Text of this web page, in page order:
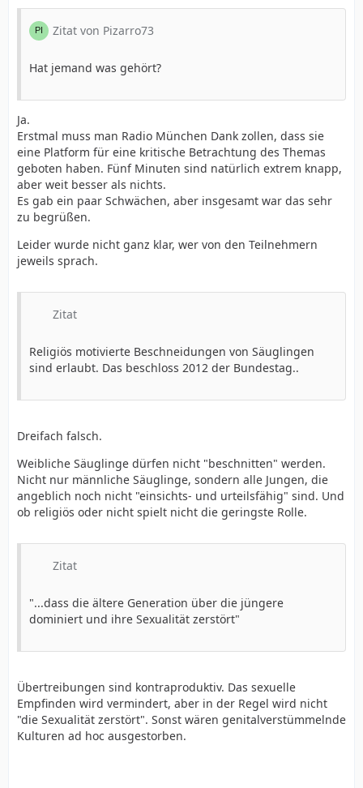
Zitat von Pizarro73
Hat jemand was gehört?
Ja.
Erstmal muss man Radio München Dank zollen, dass sie
eine Platform für eine kritische Betrachtung des Themas
geboten haben. Fünf Minuten sind natürlich extrem knapp,
aber weit besser als nichts.
Es gab ein paar Schwächen, aber insgesamt war das sehr
zu begrüßen.
Leider wurde nicht ganz klar, wer von den Teilnehmern
jeweils sprach.
Zitat
Religiös motivierte Beschneidungen von Säuglingen
sind erlaubt. Das beschloss 2012 der Bundestag..
Dreifach falsch.
Weibliche Säuglinge dürfen nicht "beschnitten" werden.
Nicht nur männliche Säuglinge, sondern alle Jungen, die
angeblich noch nicht "einsichts- und urteilsfähig" sind. Und
ob religiös oder nicht spielt nicht die geringste Rolle.
Zitat
"...dass die ältere Generation über die jüngere
dominiert und ihre Sexualität zerstört"
Übertreibungen sind kontraproduktiv. Das sexuelle
Empfinden wird vermindert, aber in der Regel wird nicht
"die Sexualität zerstört". Sonst wären genitalverstümmelnde
Kulturen ad hoc ausgestorben.